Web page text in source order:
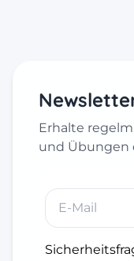
Erhalte
und Übungen